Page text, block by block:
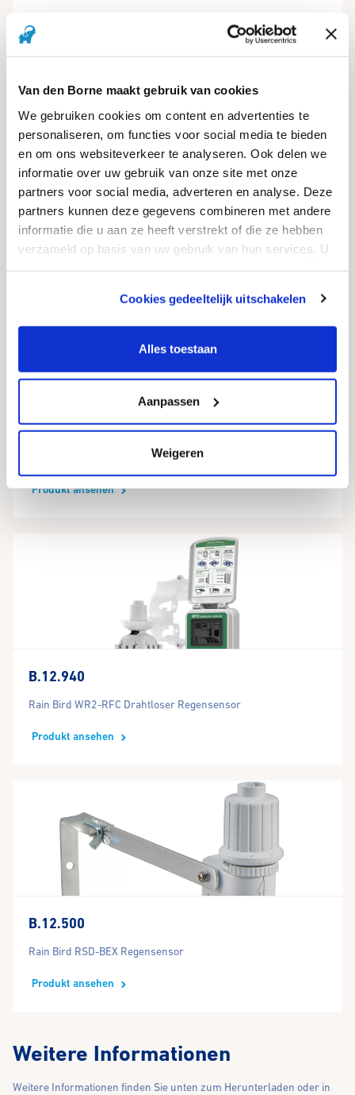
Van den Borne maakt gebruik van cookies
We gebruiken cookies om content en advertenties te
personaliseren, om functies voor social media te bieden
en om ons websiteverkeer te analyseren. Ook delen we
informatie over uw gebruik van onze site met onze
partners voor social media, adverteren en analyse. Deze
partners kunnen deze gegevens combineren met andere
informatie die u aan ze heeft verstrekt of die ze hebben
verzameld op basis van uw gebruik van hun services. U
We werken samen met12 derdendie uw gegevens
kunnen ontvangen en verwerken.
Cookies gedeeltelijk uitschakelen
Alles toestaan
Aanpassen
Weigeren
B.12.475
Rain Bird LNK2 WiFi-Modul
Produkt ansehen
B.12.455
Rain Bird FG100 Durchflusssensor
Produkt ansehen
B.12.940
Rain Bird WR2-RFC Drahtloser Regensensor
Produkt ansehen
B.12.500
Rain Bird RSD-BEX Regensensor
Produkt ansehen
Weitere Informationen
Weitere Informationen finden Sie unten zum Herunterladen oder in